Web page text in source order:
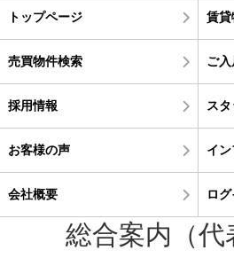
トップページ 賃
売買物件検索 ご
採用情報 ス
お客様の声 イ
会社概要 ロ
総合案内（代